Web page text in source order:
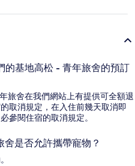
的基地高松 - 青年旅舍的預訂
旅舍在我們網站上有提供可全額退
取消規定，在入住前幾天取消即
參閱住宿的取消規定。
是否允許攜帶寵物？